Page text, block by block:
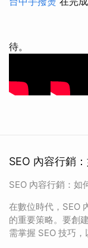
待。
SEO 內容行銷
SEO 內容行銷：如
在數位時代，SEO
的重要策略。要創
需掌握 SEO 技巧，